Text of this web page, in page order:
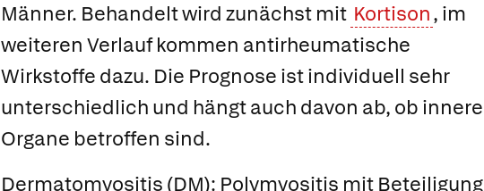
Männer. Behandelt wird zunächst mit Kortison, im
weiteren Verlauf kommen antirheumatische
Wirkstoffe dazu. Die Prognose ist individuell sehr
unterschiedlich und hängt auch davon ab, ob innere
Organe betroffen sind.
Dermatomyositis (DM): Polymyositis mit Beteiligung